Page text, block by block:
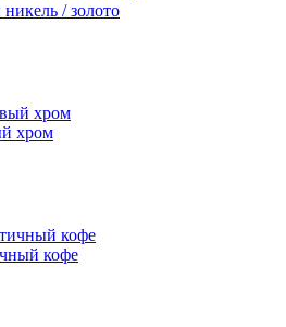
/ золото
хром
кофе